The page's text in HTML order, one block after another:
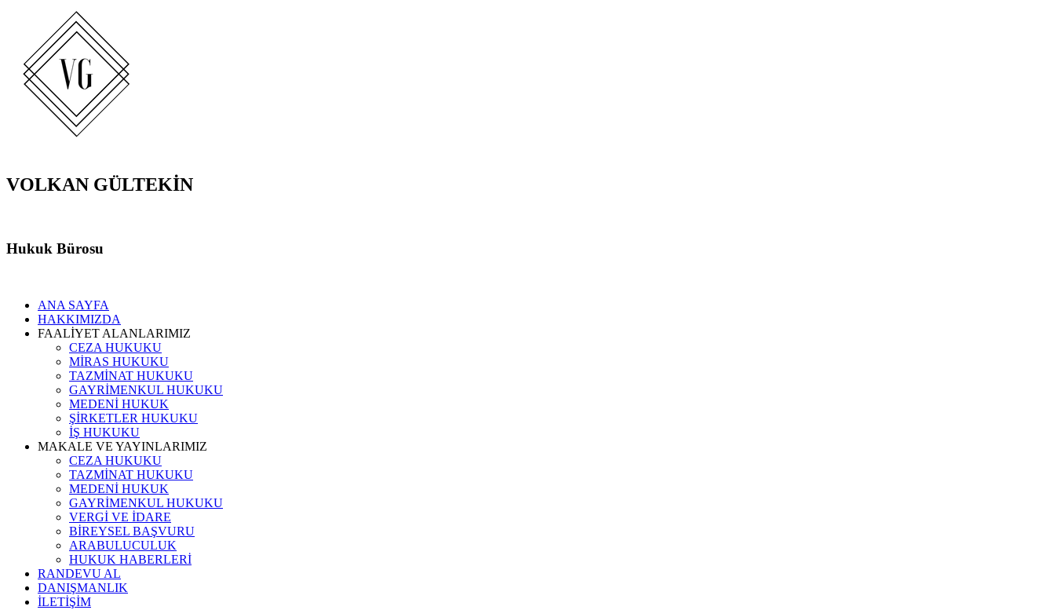
VOLKAN GÜLTEKİN
Hukuk Bürosu
ANA SAYFA
HAKKIMIZDA
FAALİYET ALANLARIMIZ
CEZA HUKUKU
MİRAS HUKUKU
TAZMİNAT HUKUKU
GAYRİMENKUL HUKUKU
MEDENİ HUKUK
ŞİRKETLER HUKUKU
İŞ HUKUKU
MAKALE VE YAYINLARIMIZ
CEZA HUKUKU
TAZMİNAT HUKUKU
MEDENİ HUKUK
GAYRİMENKUL HUKUKU
VERGİ VE İDARE
BİREYSEL BAŞVURU
ARABULUCULUK
HUKUK HABERLERİ
RANDEVU AL
DANIŞMANLIK
İLETİŞİM